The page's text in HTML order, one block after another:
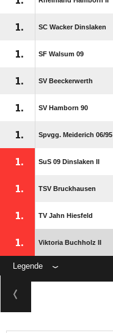
1. SC Wacker Dinslaken
1. SF Walsum 09
1. SV Beeckerwerth
1. SV Hamborn 90
1. Spvgg. Meiderich 06/​95
1. SuS 09 Dinslaken II
1. TSV Bruckhausen
1. TV Jahn Hiesfeld
1. Viktoria Buchholz II
Legende